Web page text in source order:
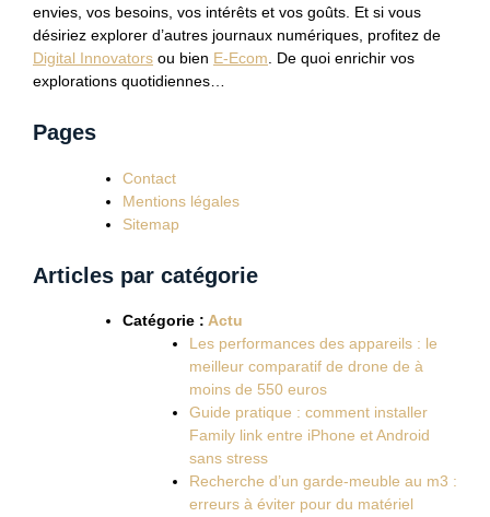
envies, vos besoins, vos intérêts et vos goûts. Et si vous
désiriez explorer d’autres journaux numériques, profitez de
Digital Innovators ou bien E-Ecom. De quoi enrichir vos
explorations quotidiennes…
Pages
Contact
Mentions légales
Sitemap
Articles par catégorie
Catégorie : Actu
Les performances des appareils : le
meilleur comparatif de drone de à
moins de 550 euros
Guide pratique : comment installer
Family link entre iPhone et Android
sans stress
Recherche d’un garde-meuble au m3 :
erreurs à éviter pour du matériel